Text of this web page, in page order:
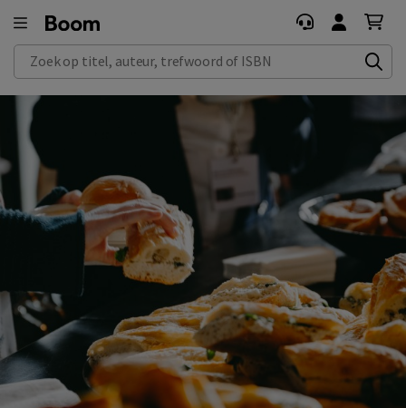
Zoek op titel, auteur, trefwoord of ISBN